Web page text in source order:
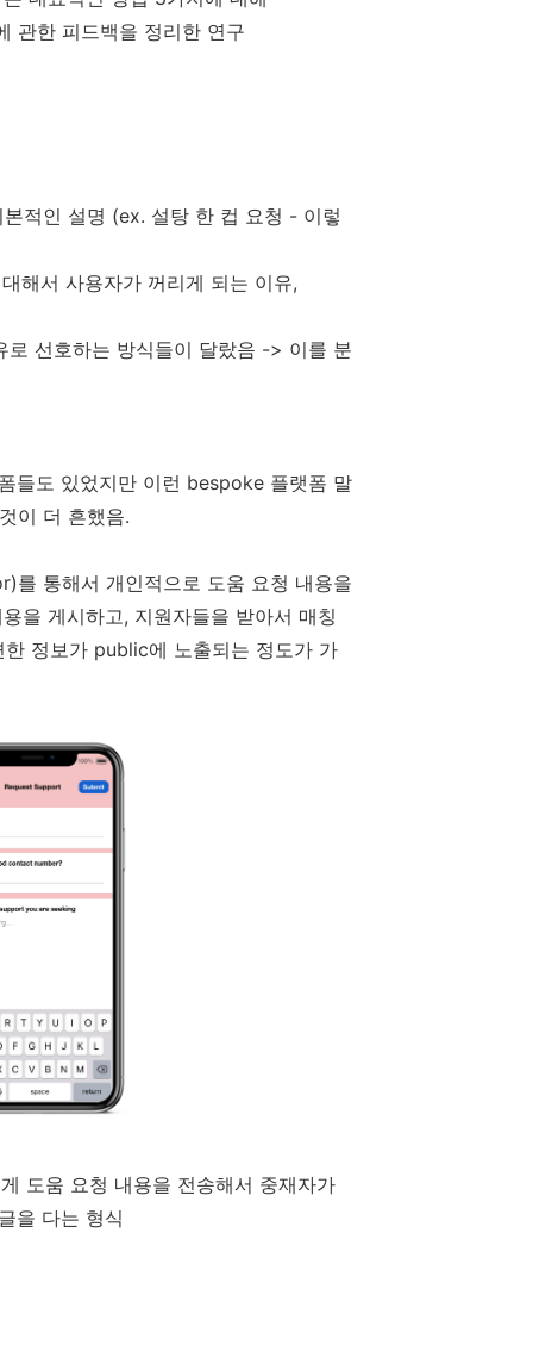
관한 피드백을 정리한 연구
적인 설명 (ex. 설탕 한 컵 요청 - 이렇
해서 사용자가 꺼리게 되는 이유,
선호하는 방식들이 달랐음 -> 이를 분
들도 있었지만 이런 bespoke 플랫폼 말
이 더 흔했음.
통해서 개인적으로 도움 요청 내용을
을 게시하고, 지원자들을 받아서 매칭
정보가 public에 노출되는 정도가 가
도움 요청 내용을 전송해서 중재자가
을 다는 형식